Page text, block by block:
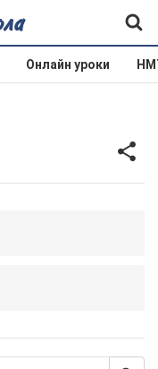
Онлайн уроки